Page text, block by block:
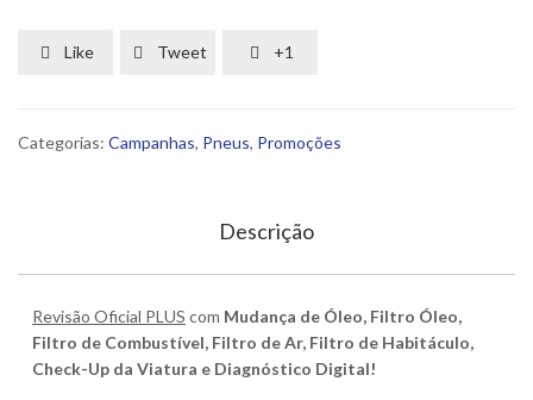
com
filtros
 Like  Tweet  +1
Categorias: Campanhas, Pneus, Promoções
Descrição
Revisão Oficial PLUS com Mudança de Óleo, Filtro Óleo,
Filtro de Combustível, Filtro de Ar, Filtro de Habitáculo,
Check-Up da Viatura e Diagnóstico Digital!